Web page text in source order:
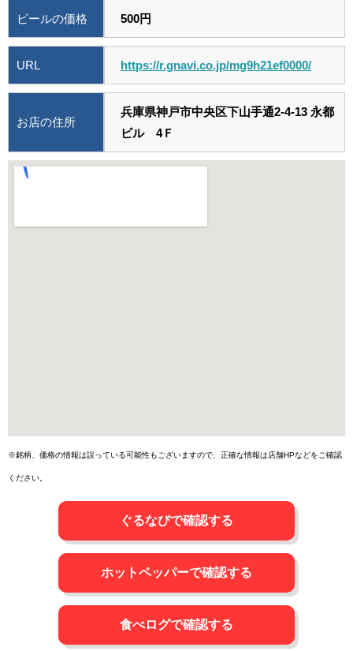
ビールの価格 500円
URL https://r.gnavi.co.jp/mg9h21ef0000/
お店の住所
兵庫県神戸市中央区下山手通2-4-13 永都
ビル 4Ｆ
※銘柄、価格の情報は誤っている可能性もございますので、正確な情報は店舗HPなどをご確認
ください。
ぐるなびで確認する
ホットペッパーで確認する
食べログで確認する